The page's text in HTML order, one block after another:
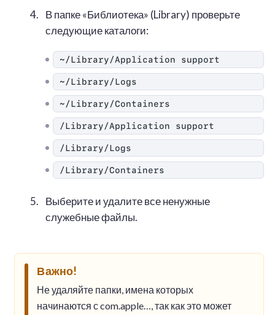
В папке «Библиотека» (Library) проверьте
следующие каталоги:
~/Library/Application support
~/Library/Logs
~/Library/Containers
/Library/Application support
/Library/Logs
/Library/Containers
Выберите и удалите все ненужные
служебные файлы.
Важно!
Не удаляйте папки, имена которых
начинаются с com.apple…, так как это может